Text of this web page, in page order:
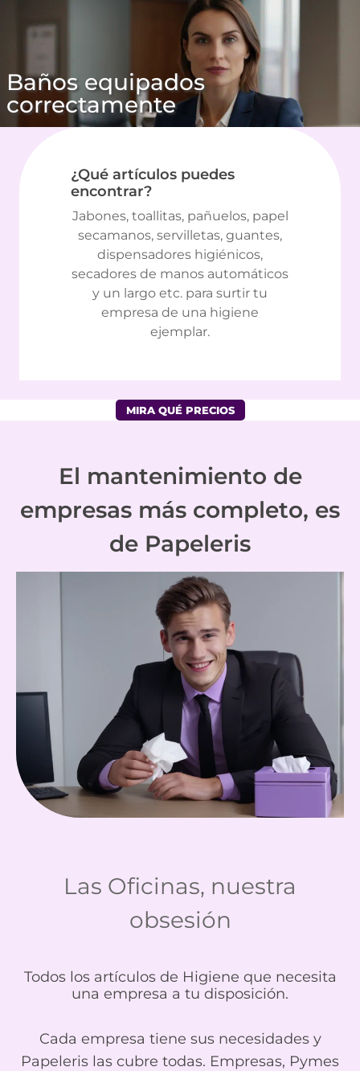
Baños equipados
correctamente
¿Qué artículos puedes
encontrar?
Jabones, toallitas, pañuelos, papel
secamanos, servilletas, guantes,
dispensadores higiénicos,
secadores de manos automáticos
y un largo etc. para surtir tu
empresa de una higiene
ejemplar.
MIRA QUÉ PRECIOS
El mantenimiento de
empresas más completo, es
de Papeleris
Las Oficinas, nuestra
obsesión
Todos los artículos de Higiene que necesita
una empresa a tu disposición.
Cada empresa tiene sus necesidades y
Papeleris las cubre todas. Empresas, Pymes